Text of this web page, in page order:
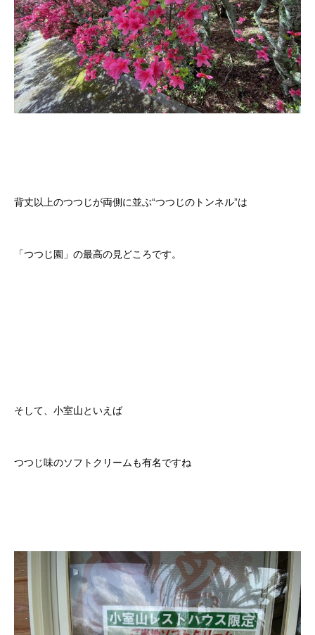
背丈以上のつつじが両側に並ぶ“つつじのトンネル”は
「つつじ園」の最高の見どころです。
そして、小室山といえば
つつじ味のソフトクリームも有名ですね